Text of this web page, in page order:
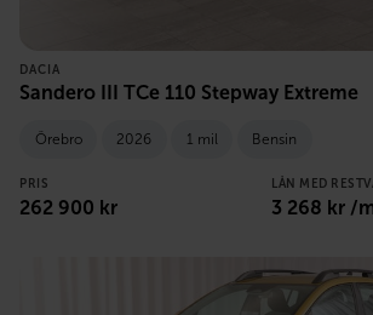
DACIA
Sandero III TCe 110 Stepway Extreme
Örebro 2026 1 mil Bensin
PRIS
262 900 kr
LÅN MED
3 268 kr /